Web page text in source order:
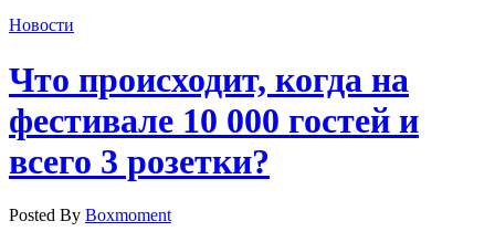
Новости
Что происходит, когда на
фестивале 10 000 гостей и
всего 3 розетки?
Posted By Boxmoment